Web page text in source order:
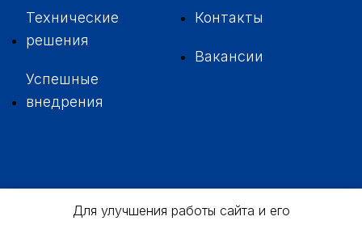
Технические
решения
Успешные
внедрения
Контакты
Вакансии
Для улучшения работы сайта и его